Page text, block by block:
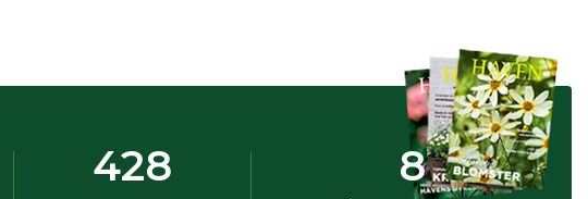
428 8